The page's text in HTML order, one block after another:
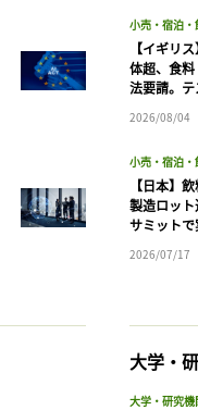
小売・宿泊
【イギリ
体超、食
法要請。
2026/08/04
小売・宿泊
【日本】
製造ロッ
サミット
2026/07/17
大学・
大学・研究機